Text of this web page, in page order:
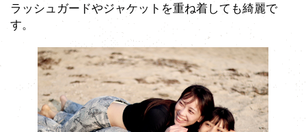
ラッシュガードやジャケットを重ね着しても綺麗で
す。